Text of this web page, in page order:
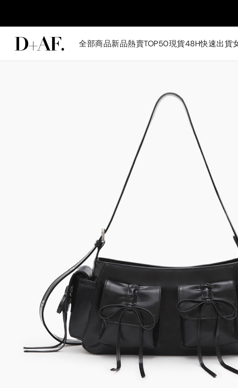
全部商品新品熱賣TOP50現貨48H快速出貨